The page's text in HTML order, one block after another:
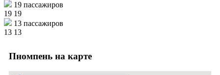
19 пассажиров
19 19
13 пассажиров
13 13
Пномпень на карте